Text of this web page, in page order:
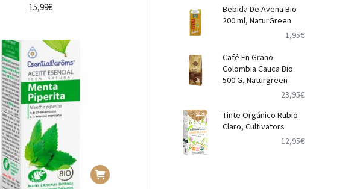
15,99€
Bebida De Avena Bio
200 ml, NaturGreen
1,95€
Café En Grano
Colombia Cauca Bio
500 G, Naturgreen
23,95€
Tinte Orgánico Rubio
Claro, Cultivators
12,95€